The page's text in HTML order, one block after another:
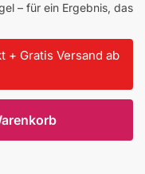
– für ein Ergebnis, das
+ Gratis Versand ab